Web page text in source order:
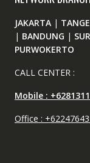
JAKARTA|
| BANDUNG |
PURWOKERTO
CALL CENTER :
Mobile :
Office :